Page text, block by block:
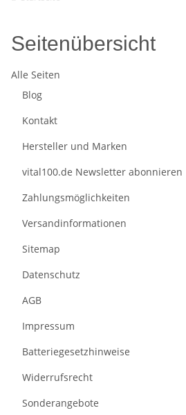
Seitenübersicht
Alle Seiten
Blog
Kontakt
Hersteller und Marken
vital100.de Newsletter abonnieren
Zahlungsmöglichkeiten
Versandinformationen
Sitemap
Datenschutz
AGB
Impressum
Batteriegesetzhinweise
Widerrufsrecht
Sonderangebote